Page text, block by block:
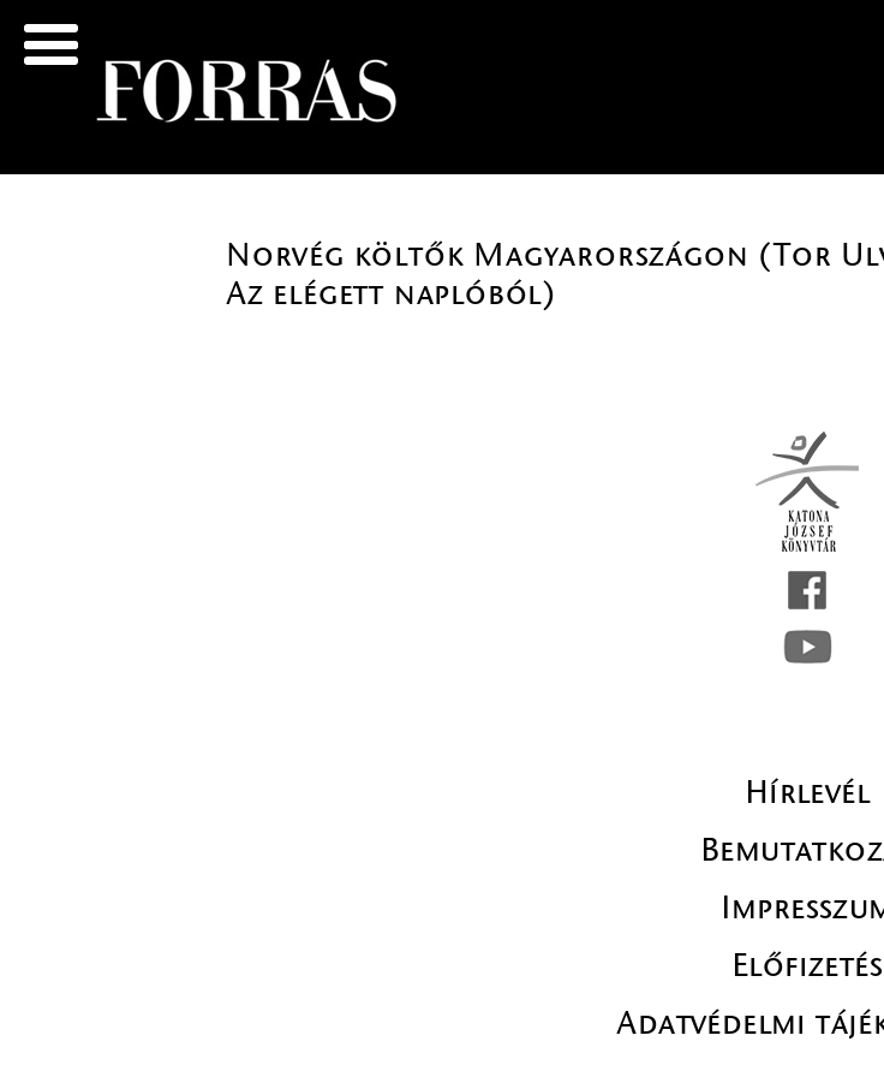
Norvég költők Magyarországon (Tor
Az elégett naplóból)
Hírlevél
Előfizetés
Adatvédelmi